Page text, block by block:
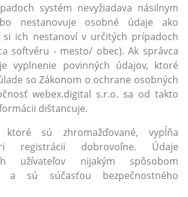
systém nevyžiadava násilnym
nestanovuje osobné údaje ako
si ich nestanoví v určitých prípadoch
softvéru - mesto/ obec). Ak správca
vyplnenie povinných údajov, ktoré
so Zákonom o ochrane osobných
webex.digital s.r.o. sa od takto
dištancuje.
ktoré sú zhromažďované, vypĺňa
registrácii dobrovoľne. Údaje
užívateľov nijakým spôsobom
a sú súčasťou bezpečnostného